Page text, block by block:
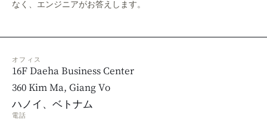
なく、エンジニアがお答えします。
オフィス
16F Daeha Business Center
360 Kim Ma, Giang Vo
ハノイ、ベトナム
電話